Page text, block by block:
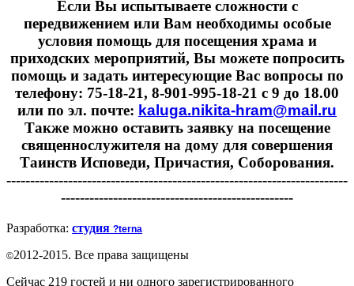
Если Вы испытываете сложности с
передвижением или Вам необходимы особые
условия помощь для посещения храма и
приходских мероприятий, Вы можете попросить
помощь и задать интересующие Вас вопросы по
телефону: 75-18-21, 8-901-995-18-21 с 9 до 18.00
или по эл. почте: kaluga.nikita-hram@mail.ru
Также можно оставить заявку на посещение
священнослужителя на дому для совершения
Таинств Исповеди, Причастия, Соборования.
------------------------------------------------------------------------
-------------------------------------------------
Разработка: студия ?terna
©2012-2015. Все права защищены
Сейчас 219 гостей и ни одного зарегистрированного